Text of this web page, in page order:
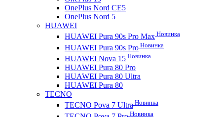
OnePlus Nord CE5
OnePlus Nord 5
HUAWEI
HUAWEI Pura 90s Pro Max Новинка
HUAWEI Pura 90s Pro Новинка
HUAWEI Nova 15 Новинка
HUAWEI Pura 80 Pro
HUAWEI Pura 80 Ultra
HUAWEI Pura 80
TECNO
TECNO Pova 7 Ultra Новинка
Новинка